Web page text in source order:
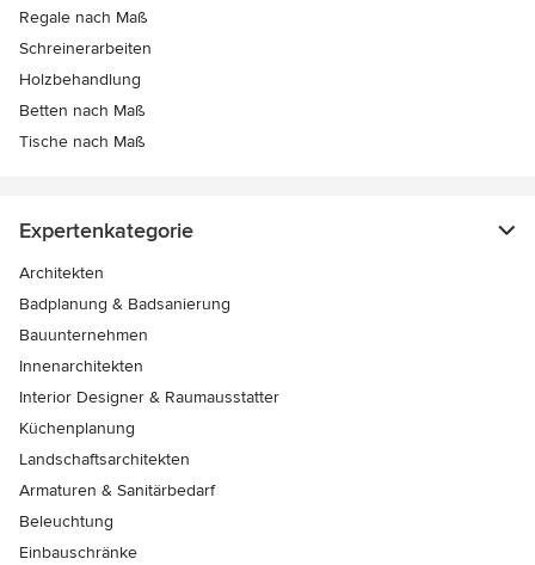
Regale nach Maß
Schreinerarbeiten
Holzbehandlung
Betten nach Maß
Tische nach Maß
Expertenkategorie
Architekten
Badplanung & Badsanierung
Bauunternehmen
Innenarchitekten
Interior Designer & Raumausstatter
Küchenplanung
Landschaftsarchitekten
Armaturen & Sanitärbedarf
Beleuchtung
Einbauschränke